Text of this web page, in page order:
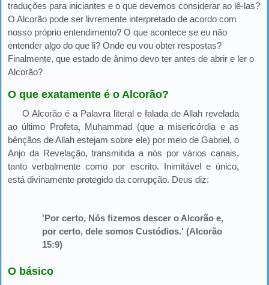
traduções para iniciantes e o que devemos considerar ao lê-las?
O Alcorão pode ser livremente interpretado de acordo com
nosso próprio entendimento? O que acontece se eu não
entender algo do que li? Onde eu vou obter respostas?
Finalmente, que estado de ânimo devo ter antes de abrir e ler o
Alcorão?
O que exatamente é o Alcorão?
O Alcorão é a Palavra literal e falada de Allah revelada
ao último Profeta, Muhammad (que a misericórdia e as
bênçãos de Allah estejam sobre ele) por meio de Gabriel, o
Anjo da Revelação, transmitida a nós por vários canais,
tanto verbalmente como por escrito. Inimitável e único,
está divinamente protegido da corrupção. Deus diz:
'Por certo, Nós fizemos descer o Alcorão e,
por certo, dele somos Custódios.' (Alcorão
15:9)
O básico